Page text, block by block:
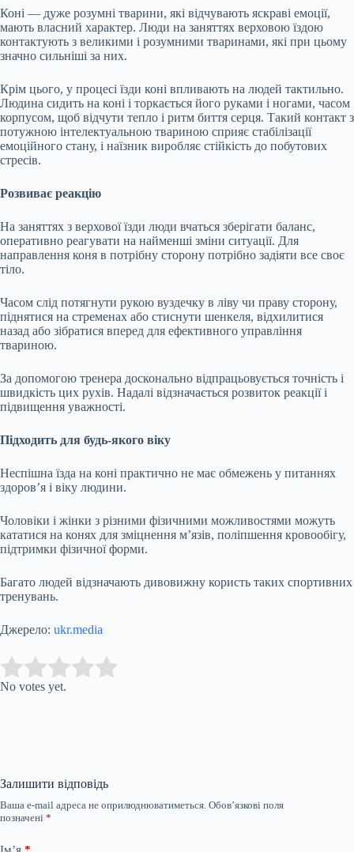
Коні — дуже розумні тварини, які відчувають яскраві емоції,
мають власний характер. Люди на заняттях верховою їздою
контактують з великими і розумними тваринами, які при цьому
значно сильніші за них.
Крім цього, у процесі їзди коні впливають на людей тактильно.
Людина сидить на коні і торкається його руками і ногами, часом
корпусом, щоб відчути тепло і ритм биття серця. Такий контакт з
потужною інтелектуальною твариною сприяє стабілізації
емоційного стану, і наїзник виробляє стійкість до побутових
стресів.
Розвиває реакцію
На заняттях з верхової їзди люди вчаться зберігати баланс,
оперативно реагувати на найменші зміни ситуації. Для
направлення коня в потрібну сторону потрібно задіяти все своє
тіло.
Часом слід потягнути рукою вуздечку в ліву чи праву сторону,
піднятися на стременах або стиснути шенкеля, відхилитися
назад або зібратися вперед для ефективного управління
твариною.
За допомогою тренера досконально відпрацьовується точність і
швидкість цих рухів. Надалі відзначається розвиток реакції і
підвищення уважності.
Підходить для будь-якого віку
Неспішна їзда на коні практично не має обмежень у питаннях
здоров’я і віку людини.
Чоловіки і жінки з різними фізичними можливостями можуть
кататися на конях для зміцнення м’язів, поліпшення кровообігу,
підтримки фізичної форми.
Багато людей відзначають дивовижну користь таких спортивних
тренувань.
Джерело: ukr.media
Rate this item:
No votes yet.
Залишити відповідь
Ваша e-mail адреса не оприлюднюватиметься. Обов’язкові поля
позначені *